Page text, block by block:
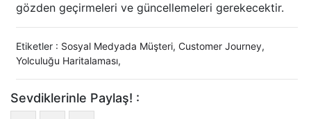
gözden geçirmeleri ve güncellemeleri gerekecektir.
Etiketler : Sosyal Medyada Müşteri, Customer Journey,
Yolculuğu Haritalaması,
Sevdiklerinle Paylaş! :